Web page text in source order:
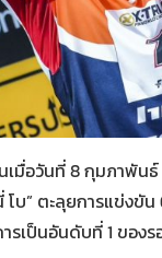
อวันที่ 8 กุมภาพันธ์
บ” ตะลุยการแข่งขั
เป็นอันดับที่ 1 ของร